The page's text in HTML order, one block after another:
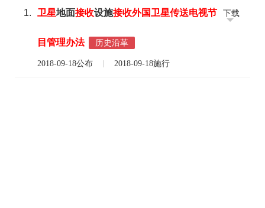
1. 卫星地面接收设施接收外国卫星传送电视节
目 管理办法 历史沿革
2018-09-18公布 2018-09-18施行
下载